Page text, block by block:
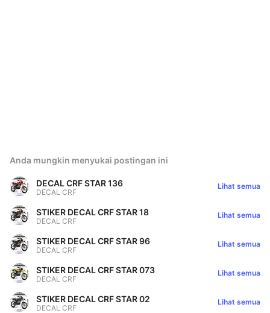
Anda mungkin menyukai postingan ini
DECAL CRF STAR 136
DECAL CRF
Lihat semua
STIKER DECAL CRF STAR 18
DECAL CRF
Lihat semua
STIKER DECAL CRF STAR 96
DECAL CRF
Lihat semua
STIKER DECAL CRF STAR 073
DECAL CRF
Lihat semua
STIKER DECAL CRF STAR 02
DECAL CRF
Lihat semua